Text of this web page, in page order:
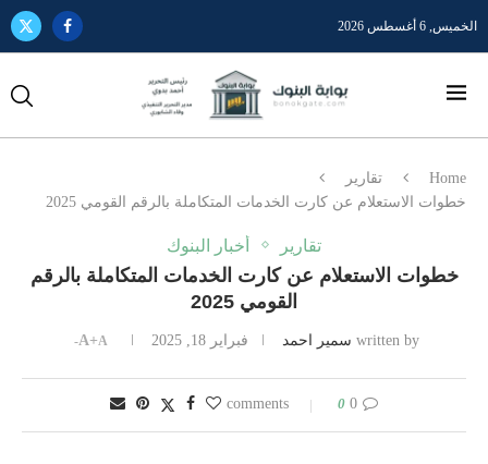
الخميس, 6 أغسطس 2026
Home
تقارير
خطوات الاستعلام عن كارت الخدمات المتكاملة بالرقم القومي 2025
تقارير أخبار البنوك
خطوات الاستعلام عن كارت الخدمات المتكاملة بالرقم
القومي 2025
written by سمير احمد فبراير 18, 2025 A+A-
0 comments
0